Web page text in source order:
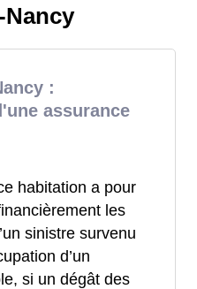
Nancy
:
assurance
habitation a pour
les
sinistre survenu
d’un
si un dégât des